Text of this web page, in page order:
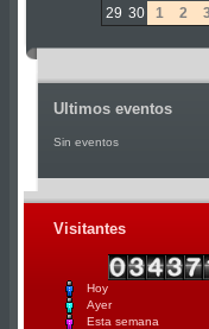
29 30 1 2
Ultimos eventos
Sin eventos
Visitantes
Hoy
Ayer
Esta semana